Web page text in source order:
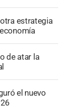
estrategia
de atar la
el nuevo